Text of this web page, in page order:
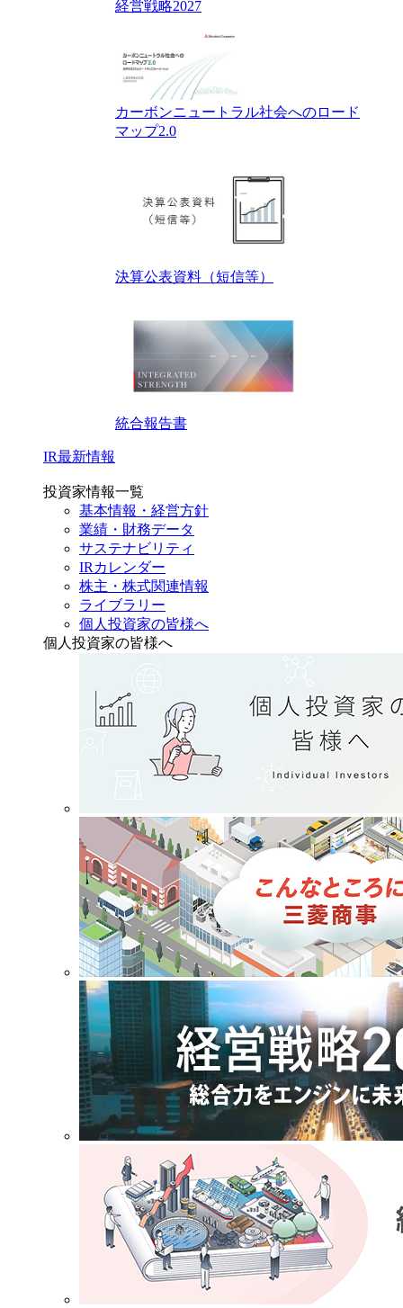
経営戦略2027
カーボンニュートラル社会へのロード
マップ2.0
決算公表資料（短信等）
統合報告書
IR最新情報
投資家情報一覧
基本情報・経営方針
業績・財務データ
サステナビリティ
IRカレンダー
株主・株式関連情報
ライブラリー
個人投資家の皆様へ
個人投資家の皆様へ